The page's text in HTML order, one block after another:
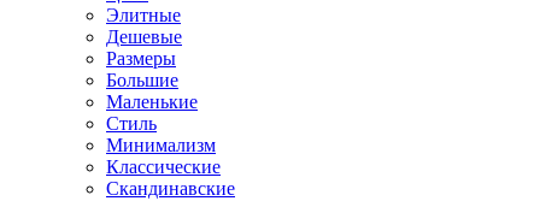
Элитные
Дешевые
Размеры
Большие
Маленькие
Стиль
Минимализм
Классические
Скандинавские